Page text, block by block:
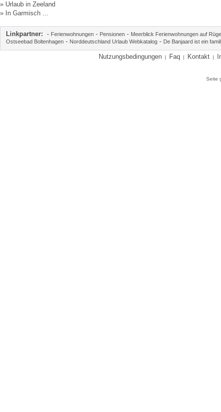
» Urlaub in Zeeland
» In Garmisch ...
Linkpartner: - Ferienwohnungen - Pensionen - Meerblick Ferienwohnungen auf
Ostseebad Boltenhagen - Norddeutschland Urlaub Webkatalog - De Banjaard ist ein
Nutzungsbedingungen | Faq | Kontakt |
Seite